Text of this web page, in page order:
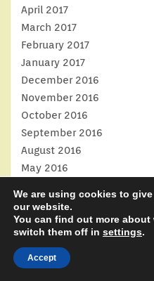
April 2017
March 2017
February 2017
January 2017
December 2016
November 2016
October 2016
September 2016
August 2016
May 2016
February 2016
January 2016
October 2015
September 2015
We are using cookies to
our website.
You can find out more
switch them off in settings.
Accept